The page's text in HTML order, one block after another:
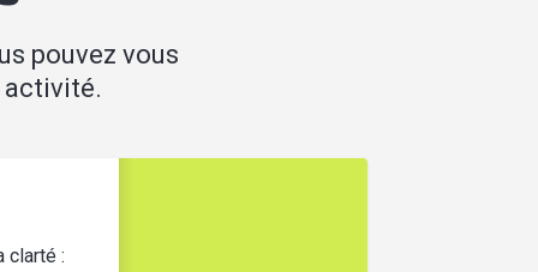
pouvez vous
activité.
clarté :